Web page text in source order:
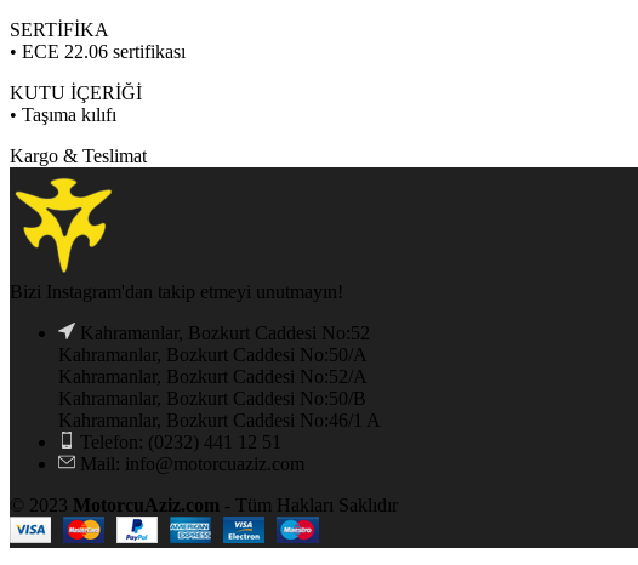
SERTİFİKA
• ECE 22.06 sertifikası
KUTU İÇERİĞİ
• Taşıma kılıfı
Kargo & Teslimat
Bizi Instagram'dan takip etmeyi unutmayın!
Kahramanlar, Bozkurt Caddesi No:52
Kahramanlar, Bozkurt Caddesi No:50/A
Kahramanlar, Bozkurt Caddesi No:52/A
Kahramanlar, Bozkurt Caddesi No:50/B
Kahramanlar, Bozkurt Caddesi No:46/1 A
Telefon: (0232) 441 12 51
Mail: info@motorcuaziz.com
© 2023 MotorcuAziz.com - Tüm Hakları Saklıdır